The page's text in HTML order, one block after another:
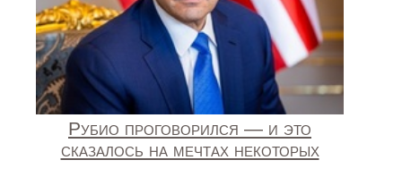
Рубио проговорился — и это
сказалось на мечтах некоторых